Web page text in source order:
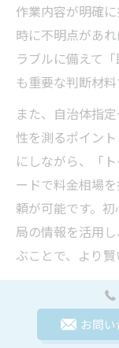
作業内容が明確
時に不明点があ
ラブルに備えて
も重要な判断材料
また、自治体指
性を測るポイン
にしながら、「
ードで料金相場
頼が可能です。
局の情報を活用
ぶことで、より賢
修理費用
お問